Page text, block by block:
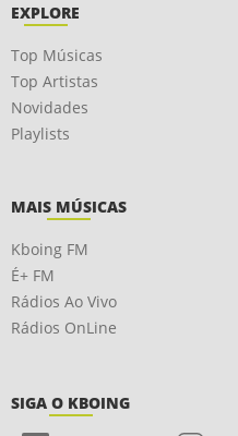
EXPLORE
Top Músicas
Top Artistas
Novidades
Playlists
MAIS MÚSICAS
Kboing FM
É+ FM
Rádios Ao Vivo
Rádios OnLine
SIGA O KBOING